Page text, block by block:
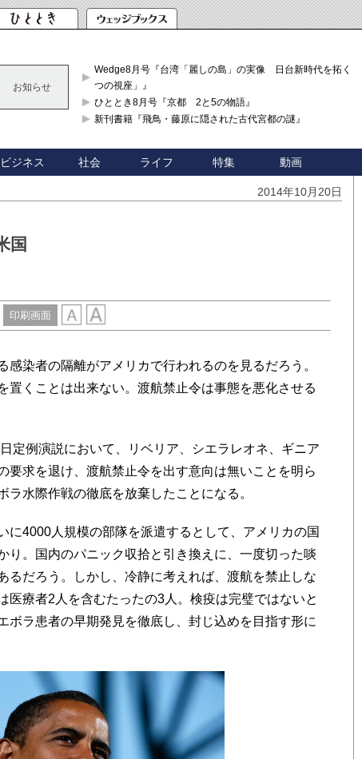
お知らせ
Wedge8月号『台湾「麗しの島」の実像 日台新時代を拓く「3
つの視座」』
ひととき8月号『京都 2と5の物語』
新刊書籍『飛鳥・藤原に隠された古代宮都の謎』
ビジネス 社会 ライフ 特集 動画
2014年10月20日
国
印刷画面
染者の隔離がアメリカで行われるのを見るだろう。
置くことは出来ない。渡航禁止令は事態を悪化させる
定例演説において、リベリア、シエラレオネ、ギニア
要求を退け、渡航禁止令を出す意向は無いことを明ら
水際作戦の徹底を放棄したことになる。
4000人規模の部隊を派遣するとして、アメリカの国
り。国内のパニック収拾と引き換えに、一度切った啖
るだろう。しかし、冷静に考えれば、渡航を禁止しな
医療者2人を含むたったの3人。検疫は完璧ではないと
ボラ患者の早期発見を徹底し、封じ込めを目指す形に